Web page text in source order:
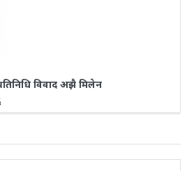
विवाद अझै मिलेन